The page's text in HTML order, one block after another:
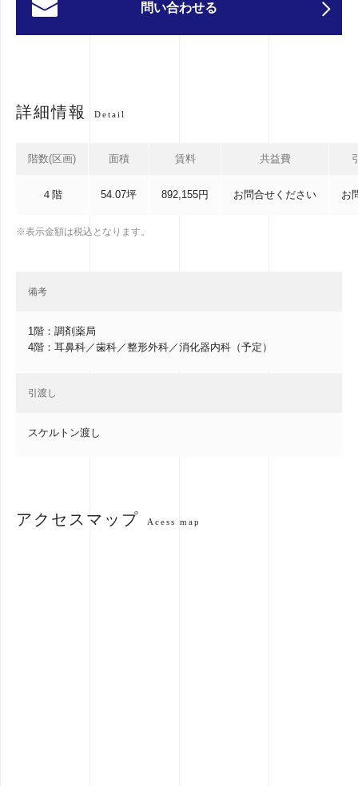
問い合わせる
詳細情報 Detail
階数(区画) 面積 賃料 共益費
４階 54.07坪 892,155円 お問合せください お
※表示金額は税込となります。
備考
1階：調剤薬局
4階：耳鼻科／歯科／整形外科／消化器内科（予定）
引渡し
スケルトン渡し
アクセスマップ Acess map